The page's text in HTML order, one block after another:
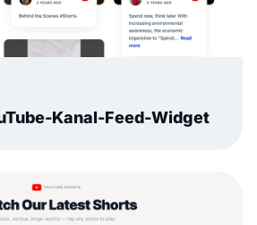
Kanal-Feed-Widget